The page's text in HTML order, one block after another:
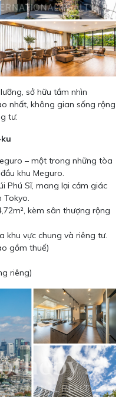
sở hữu tầm nhìn
nhất, không gian sống rộng
tư.
– một trong những tòa
khu Meguro.
Phú Sĩ, mang lại cảm giác
Tokyo.
kèm sân thượng rộng
khu vực chung và riêng tư.
gồm thuế)
riêng)